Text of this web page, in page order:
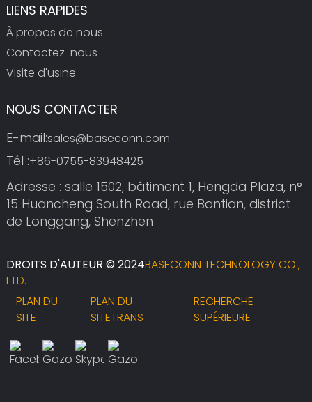
LIENS RAPIDES
À propos de nous
Contactez-nous
Visite d'usine
NOUS CONTACTER
E-mail:sales@baseconn.com
Tél :+86-0755-83948425
Adresse : salle 1502, bâtiment 1, Hengda Plaza, n°
15 Huancheng South Road, rue Bantian, district
de Longgang, Shenzhen
DROITS D'AUTEUR © 2024BASECONN TECHNOLOGY CO.,
LTD.
PLAN DU
SITE
PLAN DU
SITETRANS
RECHERCHE
SUPÉRIEURE